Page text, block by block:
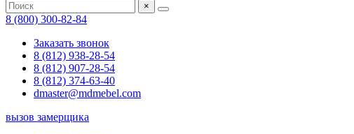
×
8 (800) 300-82-84
Заказать звонок
8 (812) 938-28-54
8 (812) 907-28-54
8 (812) 374-63-40
dmaster@mdmebel.com
вызов замерщика